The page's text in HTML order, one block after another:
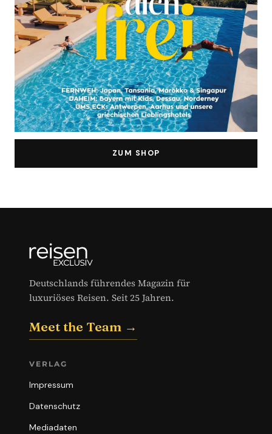
ZUM SHOP
Deutschlands führendes Magazin für
luxuriöses Reisen. Seit 25 Jahren.
Meet the Team →
VERLAG
Impressum
Datenschutz
Mediadaten